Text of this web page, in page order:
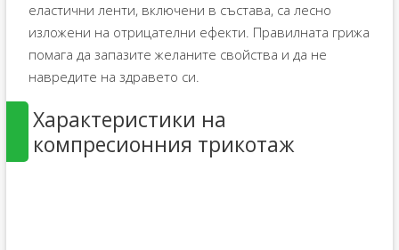
еластични ленти, включени в състава, са лесно
изложени на отрицателни ефекти. Правилната грижа
помага да запазите желаните свойства и да не
навредите на здравето си.
Характеристики на
компресионния трикотаж